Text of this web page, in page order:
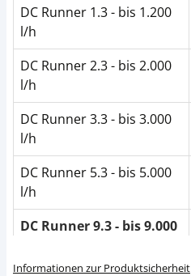
DC Runner 1.3 - bis 1.200
l/h
DC Runner 2.3 - bis 2.000
l/h
DC Runner 3.3 - bis 3.000
l/h
DC Runner 5.3 - bis 5.000
l/h
DC Runner 9.3 - bis 9.000
Informationen zur Produktsicherheit